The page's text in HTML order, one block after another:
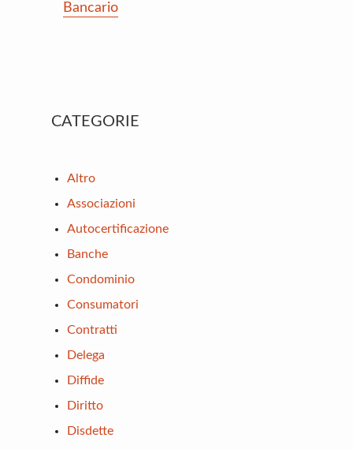
Bancario
Primary
CATEGORIE
Altro
Associazioni
Autocertificazione
Banche
Condominio
Consumatori
Contratti
Delega
Diffide
Diritto
Disdette